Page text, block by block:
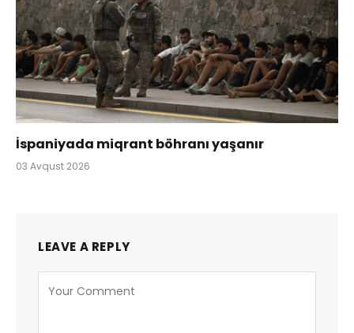
İspaniyada miqrant böhranı yaşanır
03 Avqust 2026
LEAVE A REPLY